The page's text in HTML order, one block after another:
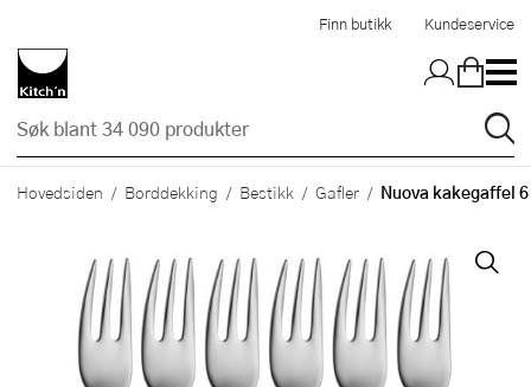
Finn butikk Kundeservice
Hovedsiden Borddekking Bestikk Gafler Nuova kakegaffel